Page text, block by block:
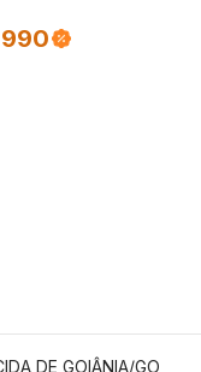
DE GOIÂNIA/GO